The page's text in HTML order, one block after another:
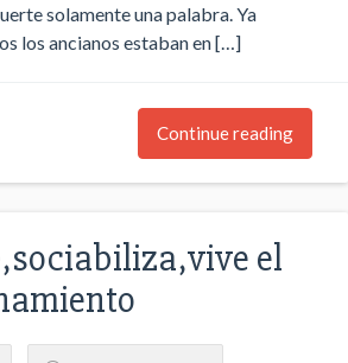
solamente una palabra. Ya
los ancianos estaban en […]
Continue reading
el